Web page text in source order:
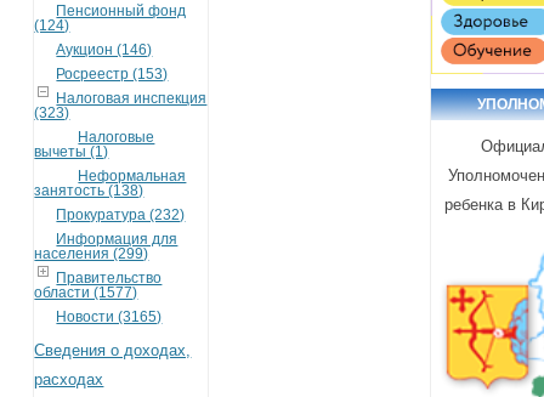
Пенсионный фонд
(124)
Аукцион (146)
Росреестр (153)
Налоговая инспекция
(323)
Налоговые
вычеты (1)
Неформальная
занятость (138)
Прокуратура (232)
Информация для
населения (299)
Правительство
области (1577)
Новости (3165)
Сведения о доходах,
расходах
ребенка в